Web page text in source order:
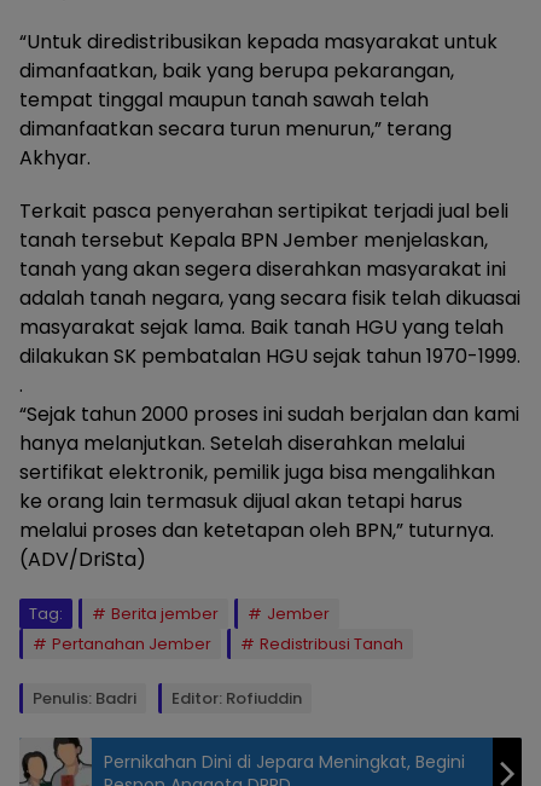
“Untuk diredistribusikan kepada masyarakat untuk
dimanfaatkan, baik yang berupa pekarangan,
tempat tinggal maupun tanah sawah telah
dimanfaatkan secara turun menurun,” terang
Akhyar.
Terkait pasca penyerahan sertipikat terjadi jual beli
tanah tersebut Kepala BPN Jember menjelaskan,
tanah yang akan segera diserahkan masyarakat ini
adalah tanah negara, yang secara fisik telah dikuasai
masyarakat sejak lama. Baik tanah HGU yang telah
dilakukan SK pembatalan HGU sejak tahun 1970-1999.
.
“Sejak tahun 2000 proses ini sudah berjalan dan kami
hanya melanjutkan. Setelah diserahkan melalui
sertifikat elektronik, pemilik juga bisa mengalihkan
ke orang lain termasuk dijual akan tetapi harus
melalui proses dan ketetapan oleh BPN,” tuturnya.
(ADV/DriSta)
Tag: Berita jember
Jember
Pertanahan Jember
Redistribusi Tanah
Penulis: Badri Editor: Rofiuddin
Pernikahan Dini di Jepara Meningkat, Begini